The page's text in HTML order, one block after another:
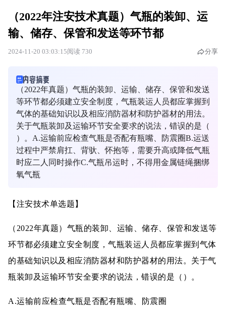
（2022年注安技术真题）气瓶的装卸、运
输、储存、保管和发送等环节都
2024-11-20 03:03:15阅读 730 分享
（2022年真题）气瓶的装卸、运输、储存、保管和发送
等环节都必须建立安全制度，气瓶装运人员都应掌握到
气体的基础知识以及相应消防器材和防护器材的用法。
关于气瓶装卸及运输环节安全要求的说法，错误的是（
）。A.运输前应检查气瓶是否配有瓶嘴、防震圈B.运送
过程中严禁肩扛、背驮、怀抱等，需要升高或降低气瓶
时应二人同时操作C.气瓶吊运时，不得用金属链绳捆绑
氧气瓶
【注安技术单选题】
（2022年真题）气瓶的装卸、运输、储存、保管和发送等
环节都必须建立安全制度，气瓶装运人员都应掌握到气体
的基础知识以及相应消防器材和防护器材的用法。关于气
瓶装卸及运输环节安全要求的说法，错误的是（）。
A.运输前应检查气瓶是否配有瓶嘴、防震圈